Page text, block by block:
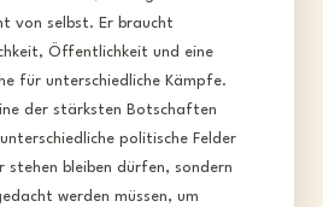
von selbst. Er braucht
Öffentlichkeit und eine
für unterschiedliche Kämpfe.
der stärksten Botschaften
politische Felder
stehen bleiben dürfen, sondern
werden müssen, um